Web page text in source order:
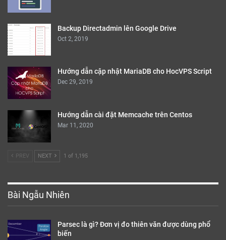
Backup Directadmin lên Google Drive
Oct 2, 2019
Hướng dẫn cập nhật MariaDB cho HocVPS Script
Dec 29, 2019
Hướng dẫn cài đặt Memcache trên Centos
Mar 11, 2020
PREV NEXT 1 of 1,195
Bài Ngẫu Nhiên
Parsec là gì? Đơn vị đo thiên văn được dùng phổ
biến